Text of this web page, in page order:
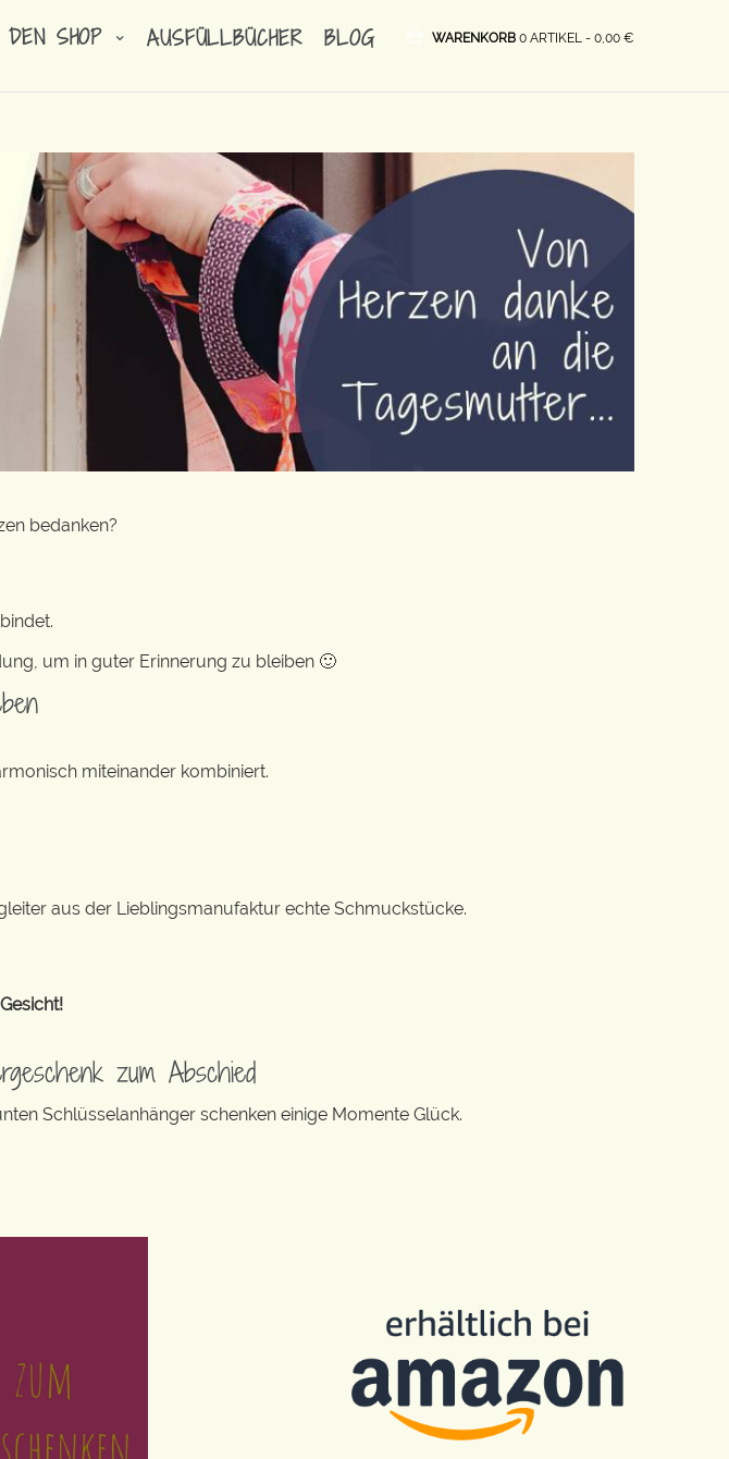
DEN SHOP AUSFÜLLBÜCHER BLOG WARENKORB 0 ARTIKEL - 0,00 €
bedanken?
um in guter Erinnerung zu bleiben 🙂
miteinander kombiniert.
aus der Lieblingsmanufaktur echte Schmuckstücke.
zum Abschied
Schlüsselanhänger schenken einige Momente Glück.